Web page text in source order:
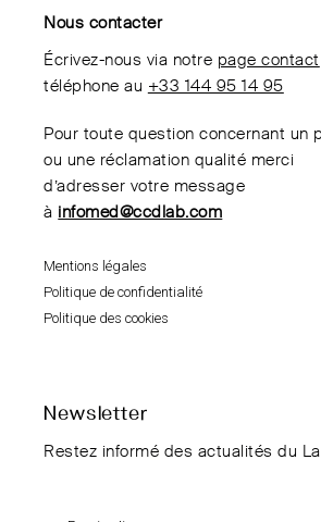
Nous contacter
Écrivez-nous via notre page contact
téléphone au +33 144 95 14 95
Pour toute question concernant un
ou une réclamation qualité merci
d’adresser votre message
à infomed@ccdlab.com
Mentions légales
Politique de confidentialité
Politique des cookies
Newsletter
Restez informé des actualités du